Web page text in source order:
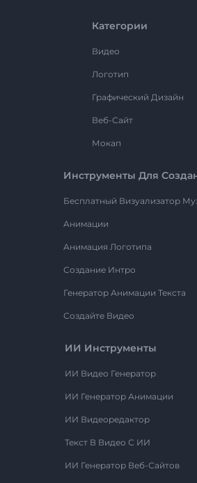
Категории
Видео
Логотип
Графический Дизайн
Веб-Сайт
Мокап
Инструменты Для
Бесплатный Визуализатор
Анимации
Анимация Логотипа
Создание Интро
Генератор Анимации Текста
Создайте Видео
ИИ Инструменты
ИИ Видео Генератор
ИИ Генератор Анимации
ИИ Видеоредактор
Текст В Видео С ИИ
ИИ Генератор Веб-Сайтов